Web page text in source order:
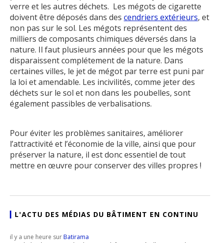
verre et les autres déchets. Les mégots de cigarette
doivent être déposés dans des cendriers extérieurs, et
non pas sur le sol. Les mégots représentent des
milliers de composants chimiques déversés dans la
nature. Il faut plusieurs années pour que les mégots
disparaissent complétement de la nature. Dans
certaines villes, le jet de mégot par terre est puni par
la loi et amendable. Les incivilités, comme jeter des
déchets sur le sol et non dans les poubelles, sont
également passibles de verbalisations.
Pour éviter les problèmes sanitaires, améliorer
l’attractivité et l’économie de la ville, ainsi que pour
préserver la nature, il est donc essentiel de tout
mettre en œuvre pour conserver des villes propres !
L'ACTU DES MÉDIAS DU BÂTIMENT EN CONTINU
il y a une heure surBatirama